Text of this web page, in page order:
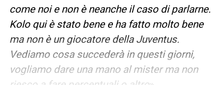
come noi e non è neanche il caso di parlarne.
Kolo qui è stato bene e ha fatto molto bene
ma non è un giocatore della Juventus.
Vediamo cosa succederà in questi giorni,
vogliamo dare una mano al mister ma non